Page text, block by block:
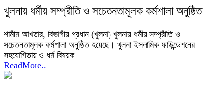
খুলনায় ধর্মীয় সম্প্রীতি ও সচেতনতামূলক কর্মশালা অনুষ্ঠিত
শামীম আখতার, বিভাগীয় প্রধান (খুলনা) খুলনায় ধর্মীয় সম্প্রীতি ও
সচেতনতামূলক কর্মশালা অনুষ্ঠিত হয়েছে। খুলনা ইসলামিক ফাউন্ডেশনের
সহযোগিতায় ও ধর্ম বিষয়ক
ReadMore..